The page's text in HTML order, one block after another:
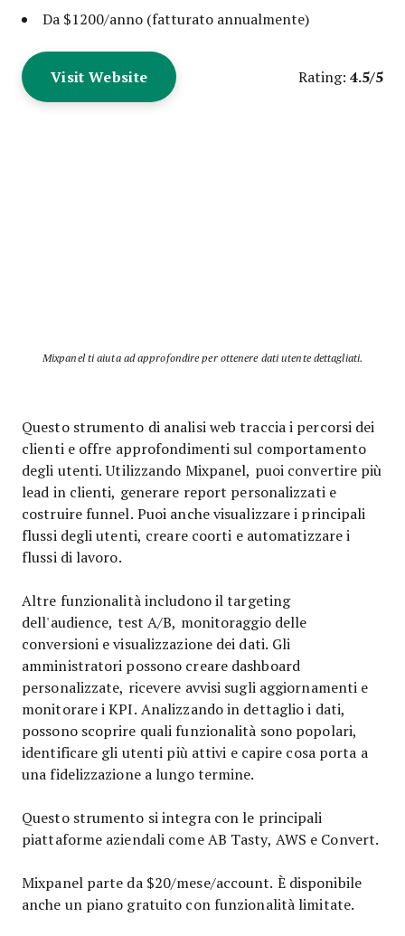
Da $1200/anno (fatturato annualmente)
Visit Website Rating: 4.5/5
Mixpanel ti aiuta ad approfondire per ottenere dati utente dettagliati.
Questo strumento di analisi web traccia i percorsi dei
clienti e offre approfondimenti sul comportamento
degli utenti. Utilizzando Mixpanel, puoi convertire più
lead in clienti, generare report personalizzati e
costruire funnel. Puoi anche visualizzare i principali
flussi degli utenti, creare coorti e automatizzare i
flussi di lavoro.
Altre funzionalità includono il targeting
dell'audience, test A/B, monitoraggio delle
conversioni e visualizzazione dei dati. Gli
amministratori possono creare dashboard
personalizzate, ricevere avvisi sugli aggiornamenti e
monitorare i KPI. Analizzando in dettaglio i dati,
possono scoprire quali funzionalità sono popolari,
identificare gli utenti più attivi e capire cosa porta a
una fidelizzazione a lungo termine.
Questo strumento si integra con le principali
piattaforme aziendali come AB Tasty, AWS e Convert.
Mixpanel parte da $20/mese/account. È disponibile
anche un piano gratuito con funzionalità limitate.